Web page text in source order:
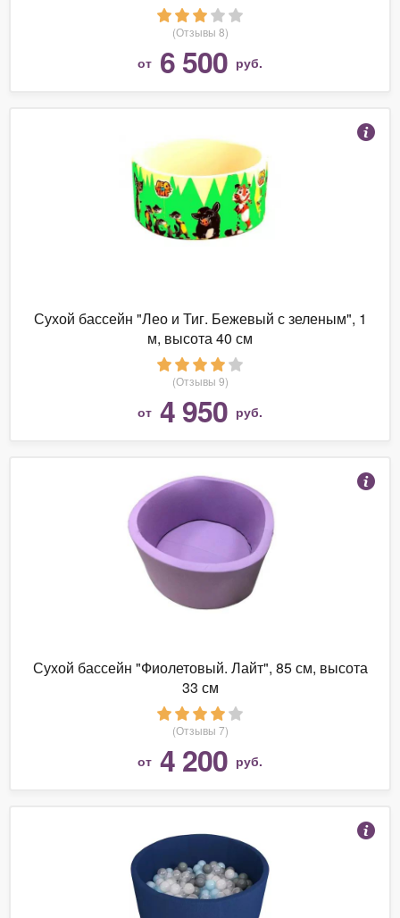
(Отзывы 8)
от 6 500 руб.
Сухой бассейн "Лео и Тиг. Бежевый с зеленым", 1
м, высота 40 см
(Отзывы 9)
от 4 950 руб.
Сухой бассейн "Фиолетовый. Лайт", 85 см, высота
33 см
(Отзывы 7)
от 4 200 руб.